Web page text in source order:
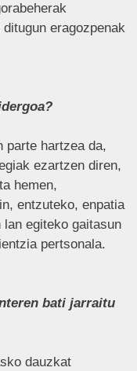
eragozpenak
parte hartzea da,
ezartzen diren,
hemen,
entzuteko, enpatia
egiteko gaitasun
pertsonala.
bati jarraitu
dauzkat